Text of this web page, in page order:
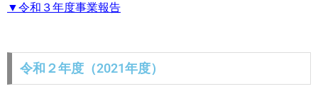
▼令和３年度事業報告
令和２年度（2021年度）